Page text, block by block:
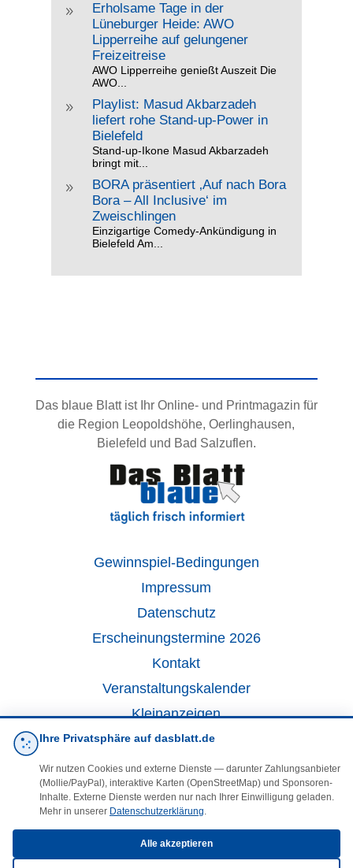
9
Erholsame Tage in der
Lüneburger Heide: AWO
Lipperreihe auf gelungener
Freizeitreise
AWO Lipperreihe genießt Auszeit Die
AWO...
9
Playlist: Masud Akbarzadeh
liefert rohe Stand-up-Power in
Bielefeld
Stand-up-Ikone Masud Akbarzadeh
bringt mit...
9
BORA präsentiert ‚Auf nach Bora
Bora – All Inclusive‘ im
Zweischlingen
Einzigartige Comedy-Ankündigung in
Bielefeld Am...
Das blaue Blatt ist Ihr Online- und Printmagazin für
die Region Leopoldshöhe, Oerlinghausen,
Bielefeld und Bad Salzuflen.
Gewinnspiel-Bedingungen
Impressum
Datenschutz
Erscheinungstermine 2026
Kontakt
Veranstaltungskalender
Kleinanzeigen
Folgen Sie uns!
facebook
Ihre Privatsphäre auf dasblatt.de
Wir nutzen Cookies und externe Dienste — darunter Zahlungsanbieter
(Mollie/PayPal), interaktive Karten (OpenStreetMap) und Sponsoren-
Inhalte. Externe Dienste werden nur nach Ihrer Einwilligung geladen.
Mehr in unserer Datenschutzerklärung.
Alle akzeptieren